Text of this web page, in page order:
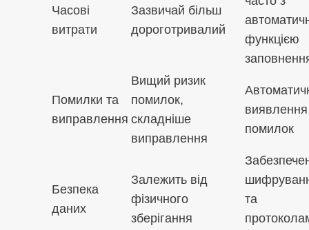
Часові
витрати
Зазвичай більш
дороготривалий
функцією
Помилки та
виправлення
Вищий ризик
помилок,
складніше
виправлення
виявлення
помилок
Безпека
даних
Залежить від
фізичного
зберігання
та